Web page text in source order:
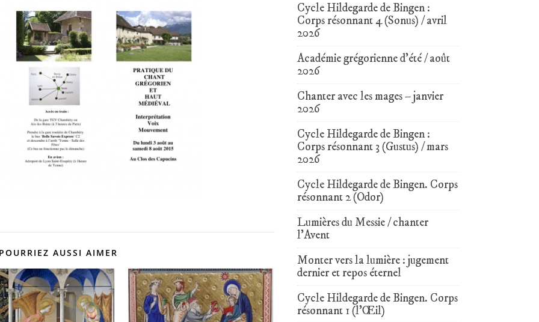
AUSSI AIMER
Cycle Hildegarde de Bingen :
Corps résonnant 4 (Sonus) / avril
2026
Académie grégorienne d’été / août
2026
Chanter avec les mages – janvier
2026
Cycle Hildegarde de Bingen :
Corps résonnant 3 (Gustus) / mars
2026
Cycle Hildegarde de Bingen. Corps
résonnant 2 (Odor)
Lumières du Messie / chanter
l’Avent
Monter vers la lumière : jugement
dernier et repos éternel
Cycle Hildegarde de Bingen. Corps
résonnant 1 (l’Œil)